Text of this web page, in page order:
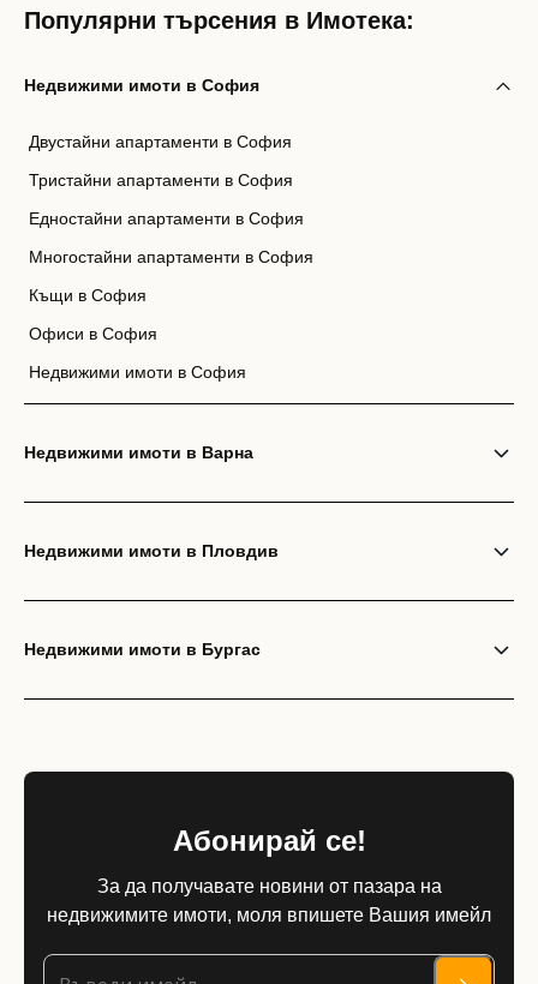
Популярни търсения в Имотека:
Недвижими имоти в София
Двустайни апартаменти в София
Тристайни апартаменти в София
Едностайни апартаменти в София
Многостайни апартаменти в София
Къщи в София
Офиси в София
Недвижими имоти в София
Недвижими имоти в Варна
Недвижими имоти в Пловдив
Недвижими имоти в Бургас
Абонирай се!
За да получавате новини от пазара на
недвижимите имоти, моля впишете Вашия имейл